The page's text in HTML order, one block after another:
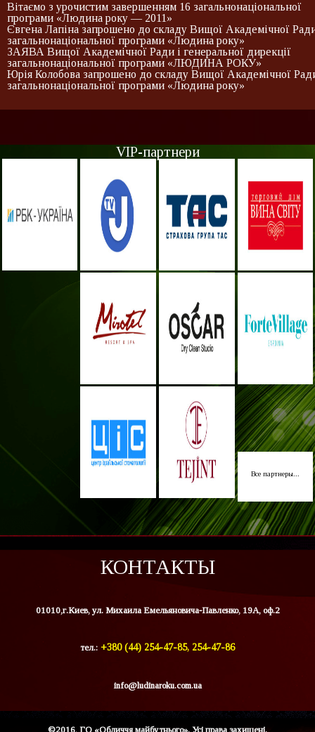
Вітаємо з урочистим завершенням 16 загальнонаціональної
програми «Людина року — 2011»
Євгена Лапіна запрошено до складу Вищої Академічної
загальнонаціональної програми «Людина року»
ЗАЯВА Вищої Академічної Ради і генеральної дирекції
загальнонаціональної програми «ЛЮДИНА РОКУ»
Юрія Колобова запрошено до складу Вищої Академічної
загальнонаціональної програми «Людина року»
VIP-партнери
Все партнеры...
КОНТАКТЫ
01010,г.Киев, ул. Михаила Емельяновича-Павленко, 19А, оф.2
тел.: +380 (44) 254-47-85, 254-47-86
info@ludinaroku.com.ua
©2016, ГО «Обличчя майбутнього». Усі права захищені.